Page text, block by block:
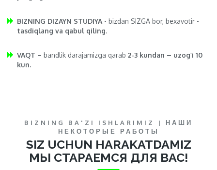
BIZNING DIZAYN STUDIYA - bizdan SIZGA bor, bexavotir -
tasdiqlang va qabul qiling.
VAQT – bandlik darajamizga qarab 2-3 kundan – uzog’i 10
kun.
BIZNING BA'ZI ISHLARIMIZ | НАШИ
НЕКОТОРЫЕ РАБОТЫ
SIZ UCHUN HARAKATDAMIZ
МЫ СТАРАЕМСЯ ДЛЯ ВАС!